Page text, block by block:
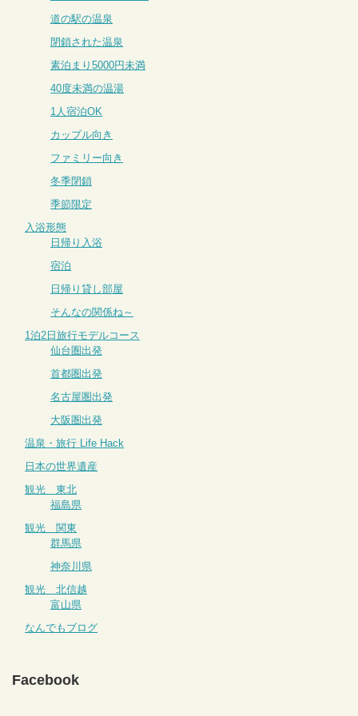
道の駅の温泉
閉鎖された温泉
素泊まり5000円未満
40度未満の温湯
1人宿泊OK
カップル向き
ファミリー向き
冬季閉鎖
季節限定
入浴形態
日帰り入浴
宿泊
日帰り貸し部屋
そんなの関係ね～
1泊2日旅行モデルコース
仙台圏出発
首都圏出発
名古屋圏出発
大阪圏出発
温泉・旅行 Life Hack
日本の世界遺産
観光 東北
福島県
観光 関東
群馬県
神奈川県
観光 北信越
富山県
なんでもブログ
Facebook